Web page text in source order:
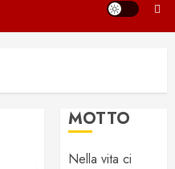
MOTTO
Nella vita ci